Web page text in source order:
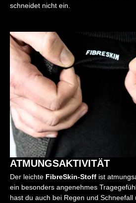
schneidet nicht ein.
ATMUNGSAKTIVITÄT
Der leichte FibreSkin-Stoff ist
ein besonders angenehmes
hast du auch bei Regen und Schneefall